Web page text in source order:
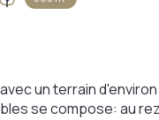
un terrain
se compose: au